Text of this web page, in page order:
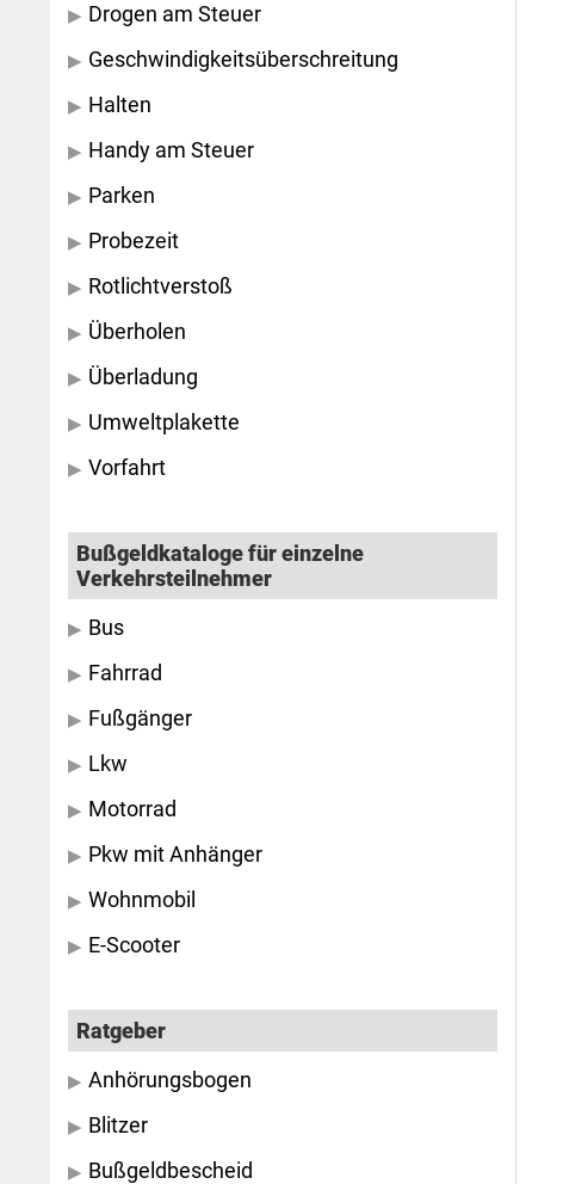
Drogen am Steuer
Geschwindigkeitsüberschreitung
Halten
Handy am Steuer
Parken
Probezeit
Rotlichtverstoß
Überholen
Überladung
Umweltplakette
Vorfahrt
Bußgeldkataloge für einzelne
Verkehrsteilnehmer
Bus
Fahrrad
Fußgänger
Lkw
Motorrad
Pkw mit Anhänger
Wohnmobil
E-Scooter
Ratgeber
Anhörungsbogen
Blitzer
Bußgeldbescheid